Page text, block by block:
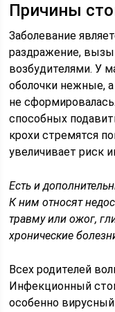
Причины
Заболевание
раздражение,
возбудителями. У
оболочки нежные,
не
способных
крохи стремятся
увеличивает риск
Есть и
К ним относят
травму или ожог,
хронические
Всех родителей
Инфекционный
особенно